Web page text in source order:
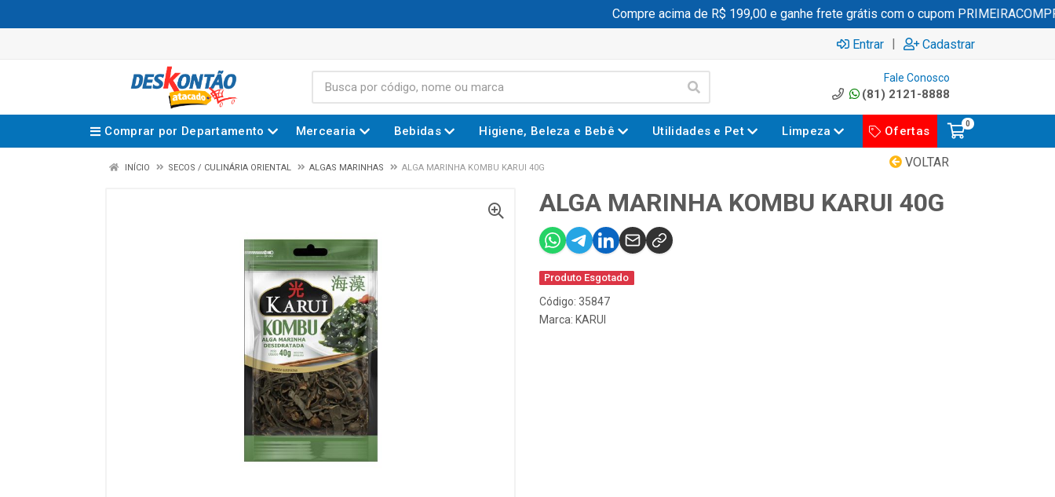
Compre acima de R$ 199,00 e ganhe frete grátis com o cupom PRIMEIRACOMPRA
Entrar | Cadastrar
Fale Conosco
(81) 2121-8888
Comprar por Departamento Mercearia Bebidas Higiene, Beleza e Bebê Utilidades e Pet Limpeza Ofertas
0
VOLTAR
INÍCIO SECOS / CULINÁRIA ORIENTAL ALGAS MARINHAS ALGA MARINHA KOMBU KARUI 40G
ALGA MARINHA KOMBU KARUI 40G
Produto Esgotado
Código: 35847
Marca: KARUI